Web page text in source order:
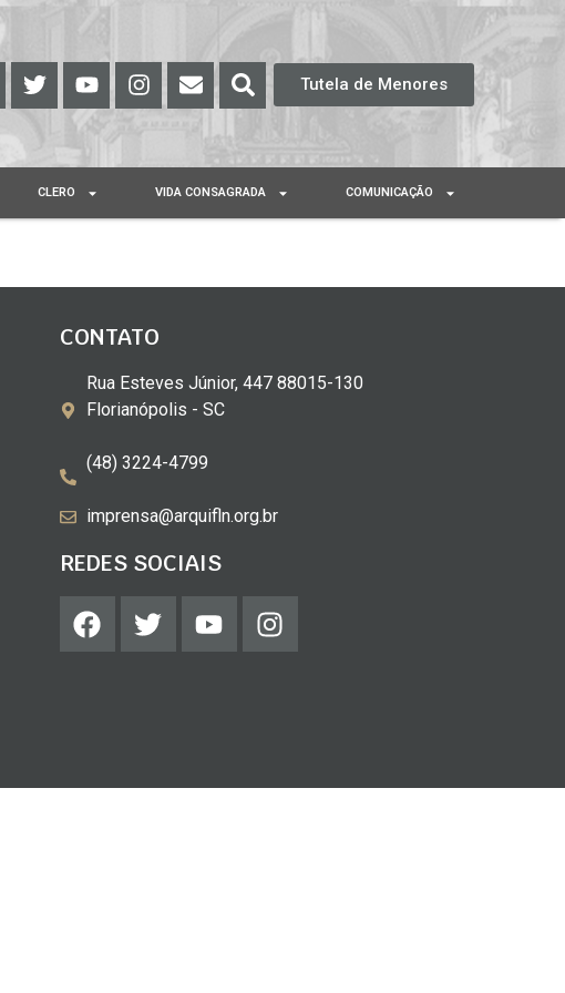
Tutela de Menores
CLERO VIDA CONSAGRADA COMUNICAÇÃO
CONTATO
Rua Esteves Júnior, 447 88015-130
Florianópolis - SC
(48) 3224-4799
imprensa@arquifln.org.br
REDES SOCIAIS